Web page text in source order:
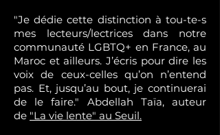
"Je dédie cette distinction à tou-te-s
mes lecteurs/lectrices dans notre
communauté LGBTQ+ en France, au
Maroc et ailleurs. J’écris pour dire les
voix de ceux-celles qu’on n’entend
pas. Et, jusqu’au bout, je continuerai
de le faire." Abdellah Taïa, auteur
de "La vie lente" au Seuil.